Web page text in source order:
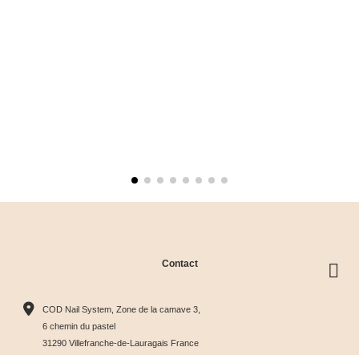
Contact
COD Nail System, Zone de la camave 3,
6 chemin du pastel
31290 Villefranche-de-Lauragais France